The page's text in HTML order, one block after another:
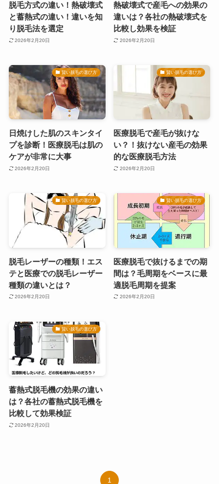
脱毛方式の違い！熱破壊式
と蓄熱式の違い！違いを知
り脱毛法を選定
2026年2月20日
熱破壊式で産毛への効果の
違いは？各社の熱破壊式を
比較し効果を検証
2026年2月20日
賢い脱毛の選び方
日焼けした肌のスキンタイ
プを診断！医療脱毛は肌の
ケアが非常に大事
2026年2月20日
賢い脱毛の選び方
医療脱毛で産毛が抜けな
い？！抜けない産毛の効果
的な医療脱毛方法
2026年2月20日
賢い脱毛の選び方
脱毛レーザーの種類！エス
テと医療での脱毛レーザー
種類の違いとは？
2026年2月20日
賢い脱毛の選び方
医療脱毛で抜けるまでの期
間は？毛周期をベースに最
適脱毛周期を提案
2026年2月20日
賢い脱毛の選び方
蓄熱式脱毛機の効果の違い
は？各社の蓄熱式脱毛機を
比較して効果検証
2026年2月20日
1